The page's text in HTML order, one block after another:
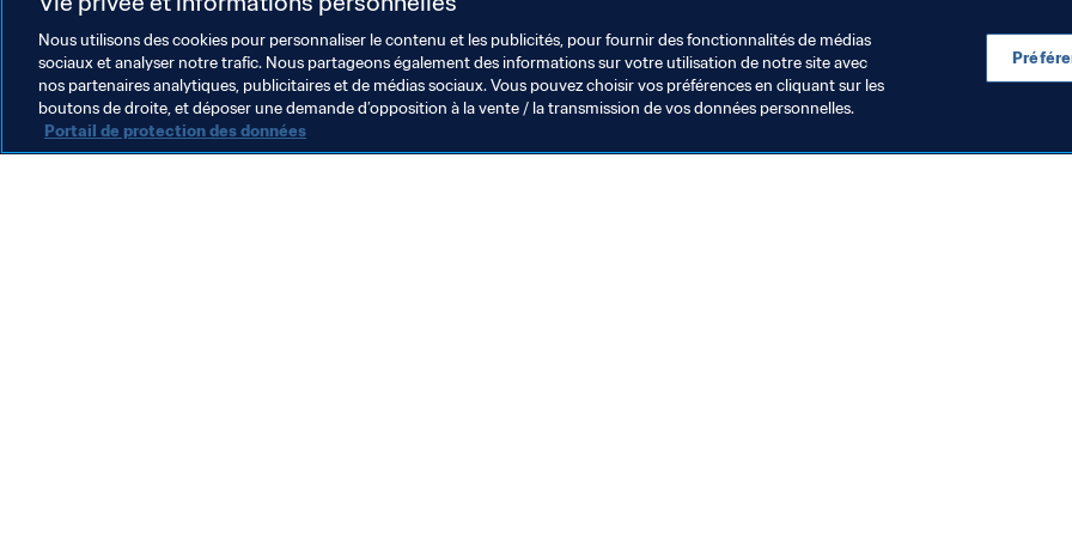
Nous utilisons des cookies pour personnaliser le contenu et les publicités, pour fournir des fonctionnalités de médias
sociaux et analyser notre trafic. Nous partageons également des informations sur votre utilisation de notre site avec
nos partenaires analytiques, publicitaires et de médias sociaux. Vous pouvez choisir vos préférences en cliquant sur les
boutons de droite, et déposer une demande d’opposition à la vente / la transmission de vos données personnelles.
Portail de protection des données